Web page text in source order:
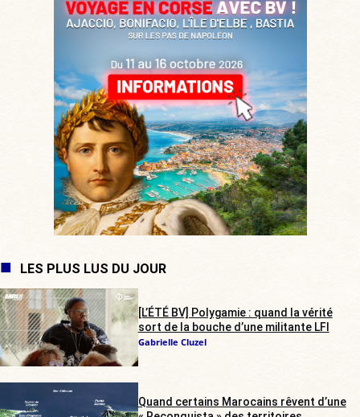
LES PLUS LUS DU JOUR
[L’ÉTÉ BV] Polygamie : quand la vérité
sort de la bouche d’une militante LFI
Gabrielle Cluzel
Quand certains Marocains rêvent d’une